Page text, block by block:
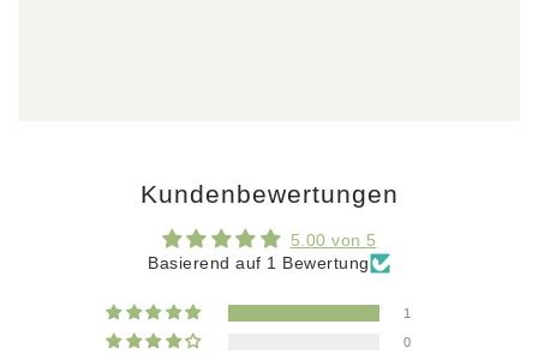
Kundenbewertungen
5.00 von 5
Basierend auf 1 Bewertung
1
0